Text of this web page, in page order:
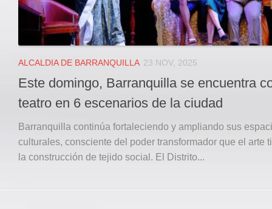
ALCALDIA DE BARRANQUILLA 23 NOV, 2025
Este domingo, Barranquilla se encuentra
teatro en 6 escenarios de la ciudad
Barranquilla continúa fortaleciendo y ampliando sus
culturales, consciente del poder transformador que el arte
la construcción de tejido social. El Distrito...